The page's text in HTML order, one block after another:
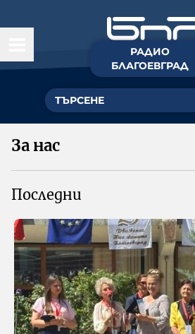
РАДИО
БЛАГОЕВГРАД
Новини
Предавания
За нас
Контакти
Реклама
За нас
Последни